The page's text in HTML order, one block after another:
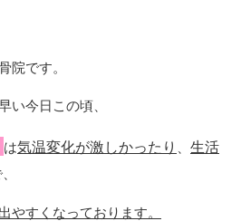
院です。
い今日この頃、
は気温変化が激しかったり
生活
やすくなっております。